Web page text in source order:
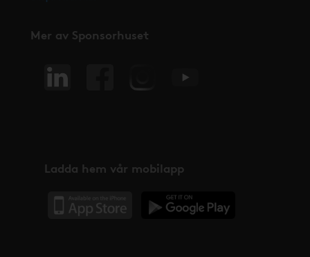
Mer av Sponsorhuset
Ladda hem vår mobilapp